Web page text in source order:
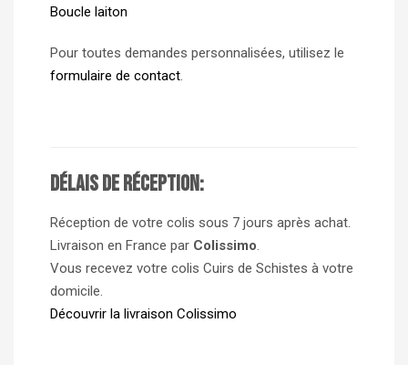
Boucle laiton
Pour toutes demandes personnalisées, utilisez le
formulaire de contact.
Délais de réception:
Réception de votre colis sous 7 jours après achat.
Livraison en France par Colissimo.
Vous recevez votre colis Cuirs de Schistes à votre
domicile.
Découvrir la livraison Colissimo